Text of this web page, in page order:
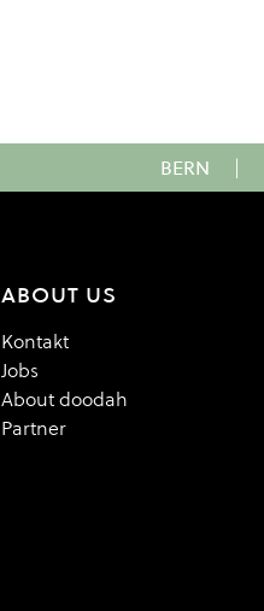
BERN |
ABOUT US
Kontakt
Jobs
About doodah
Partner